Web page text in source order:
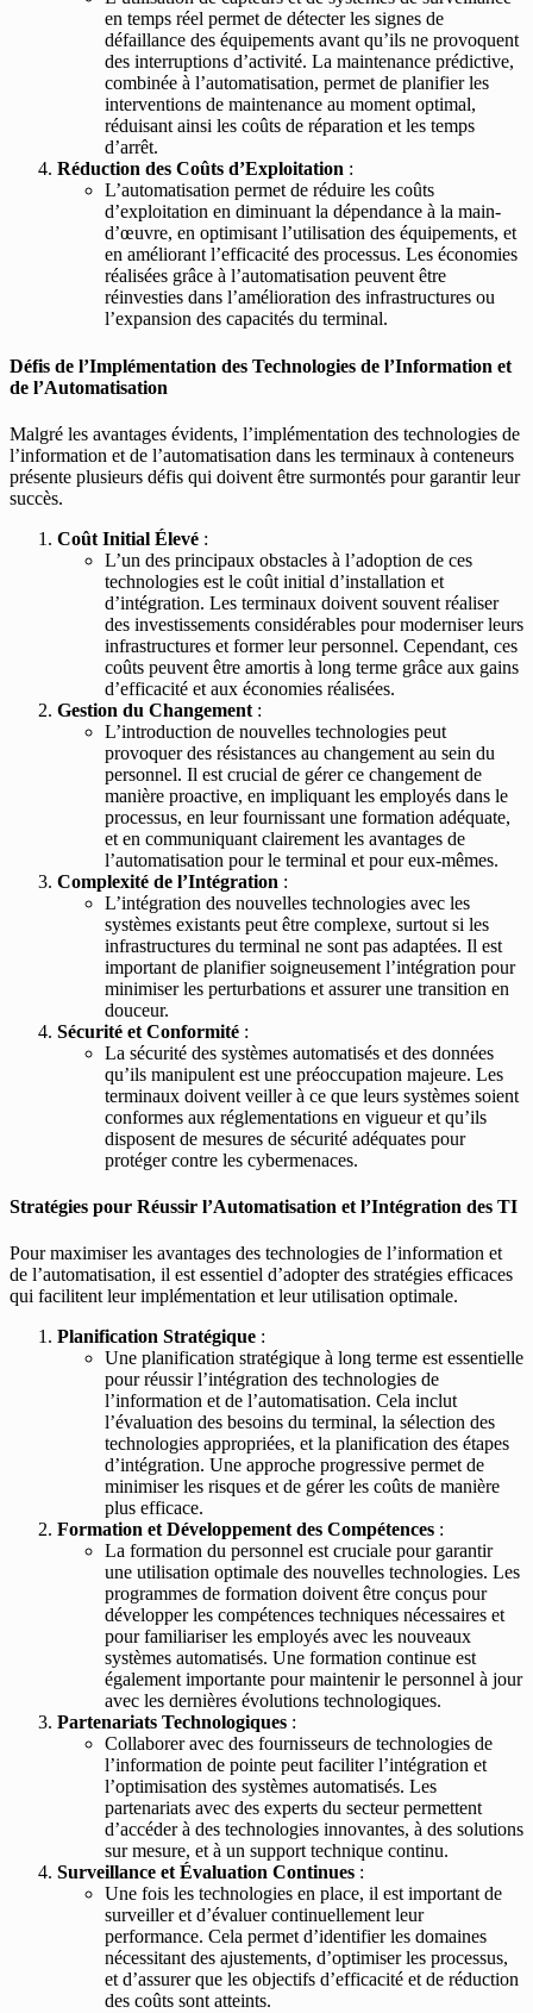
en temps réel permet de détecter les signes de
défaillance des équipements avant qu’ils ne provoquent
des interruptions d’activité. La maintenance prédictive,
combinée à l’automatisation, permet de planifier les
interventions de maintenance au moment optimal,
réduisant ainsi les coûts de réparation et les temps
d’arrêt.
Réduction des Coûts d’Exploitation :
L’automatisation permet de réduire les coûts
d’exploitation en diminuant la dépendance à la main-
d’œuvre, en optimisant l’utilisation des équipements, et
en améliorant l’efficacité des processus. Les économies
réalisées grâce à l’automatisation peuvent être
réinvesties dans l’amélioration des infrastructures ou
l’expansion des capacités du terminal.
Défis de l’Implémentation des Technologies de l’Information et
de l’Automatisation
Malgré les avantages évidents, l’implémentation des technologies de
l’information et de l’automatisation dans les terminaux à conteneurs
présente plusieurs défis qui doivent être surmontés pour garantir leur
succès.
Coût Initial Élevé :
L’un des principaux obstacles à l’adoption de ces
technologies est le coût initial d’installation et
d’intégration. Les terminaux doivent souvent réaliser
des investissements considérables pour moderniser leurs
infrastructures et former leur personnel. Cependant, ces
coûts peuvent être amortis à long terme grâce aux gains
d’efficacité et aux économies réalisées.
Gestion du Changement :
L’introduction de nouvelles technologies peut
provoquer des résistances au changement au sein du
personnel. Il est crucial de gérer ce changement de
manière proactive, en impliquant les employés dans le
processus, en leur fournissant une formation adéquate,
et en communiquant clairement les avantages de
l’automatisation pour le terminal et pour eux-mêmes.
Complexité de l’Intégration :
L’intégration des nouvelles technologies avec les
systèmes existants peut être complexe, surtout si les
infrastructures du terminal ne sont pas adaptées. Il est
important de planifier soigneusement l’intégration pour
minimiser les perturbations et assurer une transition en
douceur.
Sécurité et Conformité :
La sécurité des systèmes automatisés et des données
qu’ils manipulent est une préoccupation majeure. Les
terminaux doivent veiller à ce que leurs systèmes soient
conformes aux réglementations en vigueur et qu’ils
disposent de mesures de sécurité adéquates pour
protéger contre les cybermenaces.
Stratégies pour Réussir l’Automatisation et l’Intégration des TI
Pour maximiser les avantages des technologies de l’information et
de l’automatisation, il est essentiel d’adopter des stratégies efficaces
qui facilitent leur implémentation et leur utilisation optimale.
Planification Stratégique :
Une planification stratégique à long terme est essentielle
pour réussir l’intégration des technologies de
l’information et de l’automatisation. Cela inclut
l’évaluation des besoins du terminal, la sélection des
technologies appropriées, et la planification des étapes
d’intégration. Une approche progressive permet de
minimiser les risques et de gérer les coûts de manière
plus efficace.
Formation et Développement des Compétences :
La formation du personnel est cruciale pour garantir
une utilisation optimale des nouvelles technologies. Les
programmes de formation doivent être conçus pour
développer les compétences techniques nécessaires et
pour familiariser les employés avec les nouveaux
systèmes automatisés. Une formation continue est
également importante pour maintenir le personnel à jour
avec les dernières évolutions technologiques.
Partenariats Technologiques :
Collaborer avec des fournisseurs de technologies de
l’information de pointe peut faciliter l’intégration et
l’optimisation des systèmes automatisés. Les
partenariats avec des experts du secteur permettent
d’accéder à des technologies innovantes, à des solutions
sur mesure, et à un support technique continu.
Surveillance et Évaluation Continues :
Une fois les technologies en place, il est important de
surveiller et d’évaluer continuellement leur
performance. Cela permet d’identifier les domaines
nécessitant des ajustements, d’optimiser les processus,
et d’assurer que les objectifs d’efficacité et de réduction
des coûts sont atteints.